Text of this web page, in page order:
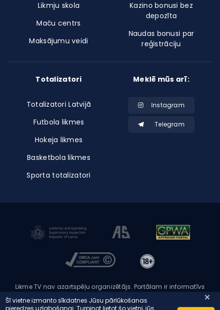
Likmju skola
Maču centrs
Maksājumu veidi
Kazino bonusi bez
depozīta
Naudas bonusi par
reģistrāciju
Totalizatori
Totalizatori Latvijā
Futbola likmes
Hokeja likmes
Basketbola likmes
Sporta totalizatori
Meklē mūs arī:
Instagram
Telegram
Likme TV nav azartspēļu organizētājs. Portālam ir informatīvs
Copyright © 2026 Likme TV - Visas tiesības aizsargātas
Šī vietne izmanto sīkdatnes Jūsu pārlūkošanas
pieredzes uzlabošanai. Turpinot lietot šo vietni, jūs